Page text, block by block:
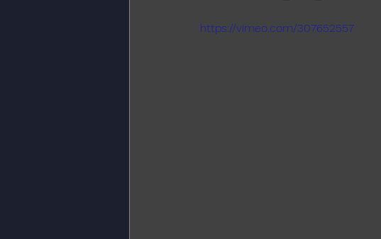
https://vimeo.com/307652557